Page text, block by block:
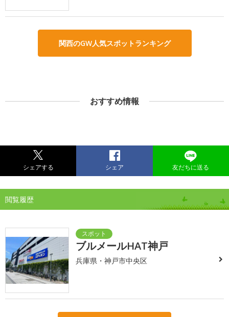
関西のGW人気スポットランキング
おすすめ情報
シェアする シェア 友だちに送る
閲覧履歴
ブルメールHAT神戸
兵庫県・神戸市中央区